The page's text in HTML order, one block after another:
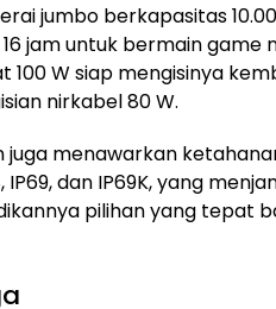
jumbo berkapasitas
jam untuk bermain game
100 W siap mengisinya
nirkabel 80 W.
menawarkan
dan IP69K, yang
pilihan yang tepat